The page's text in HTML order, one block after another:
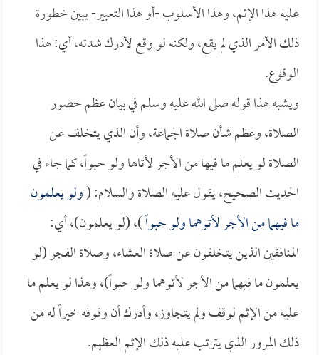
عليه هذا الإثم، وهذا الأسلوب -أو هذا التعبير- يبين خطورة
ذلك الأمر الذي لم يقع، ولكنه لو وقع لأدرك شدته، أي: هذا
الوقوع.
ويشبه هذا قوله صلى الله عليه وسلم في بيان عظم حضور
الصلاة، وعظم شأن صلاة الجماعة، وأن الذي يتخلف عن
الصلاة لو يعلم ما فيها من الأجر لأتاها ولو حبواً، كما جاء في
الحديث الصحيح، يقول عليه الصلاة والسلام: (ولو يعلمون
ما فيهما من الأجر لأتوهما ولو حبواً)، (لو يعلمون)، أي:
المنافقين الذين يتخلفون عن صلاة العشاء، وصلاة الفجر (لو
يعلمون ما فيهما من الأجر لأتوهما ولو حبواً)، وهذا لو يعلم ما
عليه من الإثم لوقف ولم يتجاوز، وأدرك أن وقوفه خيراً له من
ذلك المرور الذي يترتب عليه ذلك الإثم العظيم.